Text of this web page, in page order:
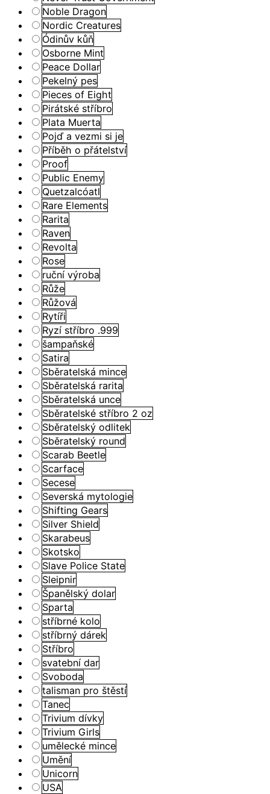
Noble Dragon
Nordic Creatures
Ódinův kůň
Osborne Mint
Peace Dollar
Pekelný pes
Pieces of Eight
Pirátské stříbro
Plata Muerta
Pojď a vezmi si je
Příběh o přátelství
Proof
Public Enemy
Quetzalcóatl
Rare Elements
Rarita
Raven
Revolta
Rose
ruční výroba
Růže
Růžová
Rytíři
Ryzí stříbro .999
šampaňské
Satira
Sběratelská mince
Sběratelská rarita
Sběratelská unce
Sběratelské stříbro 2 oz
Sběratelský odlitek
Sběratelský round
Scarab Beetle
Scarface
Secese
Severská mytologie
Shifting Gears
Silver Shield
Skarabeus
Skotsko
Slave Police State
Sleipnir
Španělský dolar
Sparta
stříbrné kolo
stříbrný dárek
Stříbro
svatební dar
Svoboda
talisman pro štěstí
Tanec
Trivium dívky
Trivium Girls
umělecké mince
Umění
Unicorn
USA